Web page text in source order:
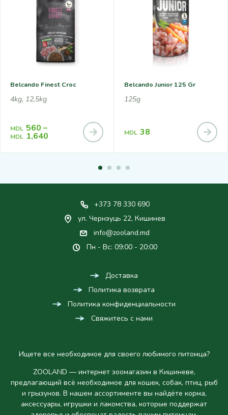
Belcando Finest Croc
4kg, 12,5kg
MDL 560 –
MDL 1,640
Belcando Junior 125 Gr
125g
MDL 38
+373 78 330 690
ул. Чернэуць 22, Кишинев
info@zooland.md
Пн - Вс: 09:00 - 20:00
Доставка
Политика возврата
Политика конфиденциальности
Свяжитесь с нами
Ищете все необходимое для своего любимого питомца?
ZOOLAND — интернет зоомагазин в Кишиневе,
предлагающий всё необходимое для кошек, собак, птиц, рыб
и грызунов. В нашем ассортименте вы найдёте корма,
аксессуары, игрушки и лакомства, которые поддержат